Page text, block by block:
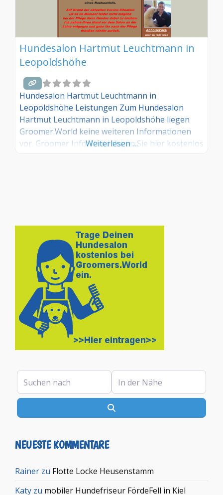
Hundesalon Hartmut Leuchtmann in
Leopoldshöhe
Hundesalon Hartmut Leuchtmann in
Leopoldshöhe Leistungen Zum Hundesalon
Hartmut Leuchtmann in Leopoldshöhe liegen
Groomer.World keine weiteren Informationen
vor. Groomer Info: Hinterlegen Sie hier kostenlos
Weiterlesen …
Suchen nach In der Nähe
NEUESTE KOMMENTARE
Rainer zu Flotte Locke Heusenstamm
Katy zu mobiler Hundefriseur FördeFell in Kiel